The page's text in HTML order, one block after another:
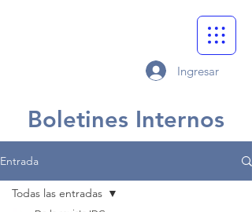
Ingresar
Boletines Internos
Entrada
Todas las entradas